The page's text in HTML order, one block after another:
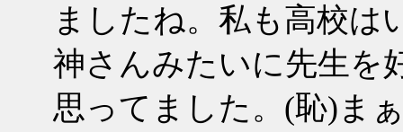
ましたね。私も高校は
神さんみたいに先生を
思ってました。(恥)ま